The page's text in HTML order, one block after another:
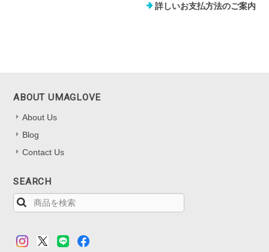
詳しいお支払方法のご案内
ABOUT UMAGLOVE
About Us
Blog
Contact Us
SEARCH